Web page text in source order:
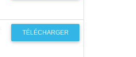
TÉLÉCHARGER